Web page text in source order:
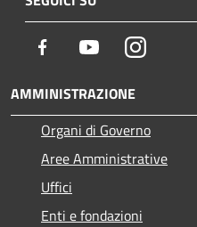
Facebook YoutubeInstagram
AMMINISTRAZIONE
Organi di Governo
Aree Amministrative
Uffici
Enti e fondazioni